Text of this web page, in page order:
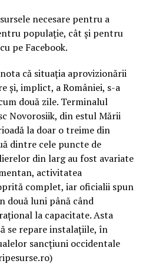
necesare pentru a
populație, cât și pentru
pe Facebook.
că situația aprovizionării
și, implict, a României, s-a
două zile. Terminalul
Novorosiik, din estul Mării
la doar o treime din
dintre cele puncte de
din larg au fost avariate
activitatea
complet, iar oficialii spun
două luni până când
la capacitate. Asta
se repare instalațiile, în
sancțiuni occidentale